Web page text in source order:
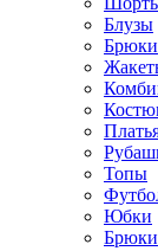
Блузы
Брюки
Топы
Юбки
Брюки